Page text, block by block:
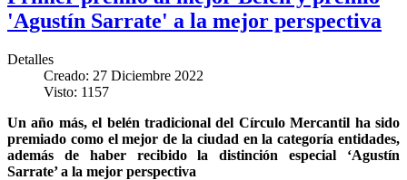
'Agustín Sarrate' a la mejor perspectiva
Detalles
Creado: 27 Diciembre 2022
Visto: 1157
Un año más, el belén tradicional del Círculo Mercantil ha sido
premiado como el mejor de la ciudad en la categoría entidades,
además de haber recibido la distinción especial ‘Agustín
Sarrate’ a la mejor perspectiva